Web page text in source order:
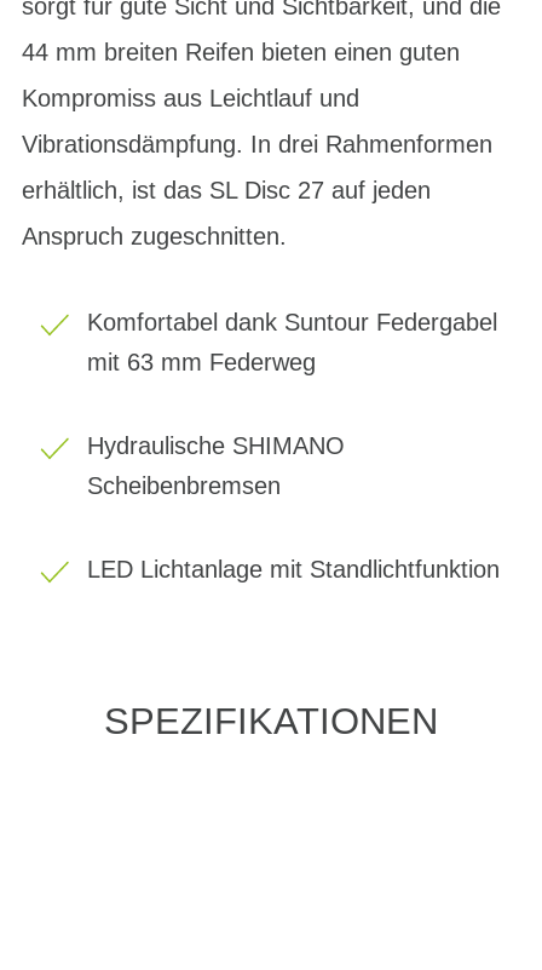
sorgt für gute Sicht und Sichtbarkeit, und die
44 mm breiten Reifen bieten einen guten
Kompromiss aus Leichtlauf und
Vibrationsdämpfung. In drei Rahmenformen
erhältlich, ist das SL Disc 27 auf jeden
Anspruch zugeschnitten.
Komfortabel dank Suntour Federgabel
mit 63 mm Federweg
Hydraulische SHIMANO
Scheibenbremsen
LED Lichtanlage mit Standlichtfunktion
SPEZIFIKATIONEN